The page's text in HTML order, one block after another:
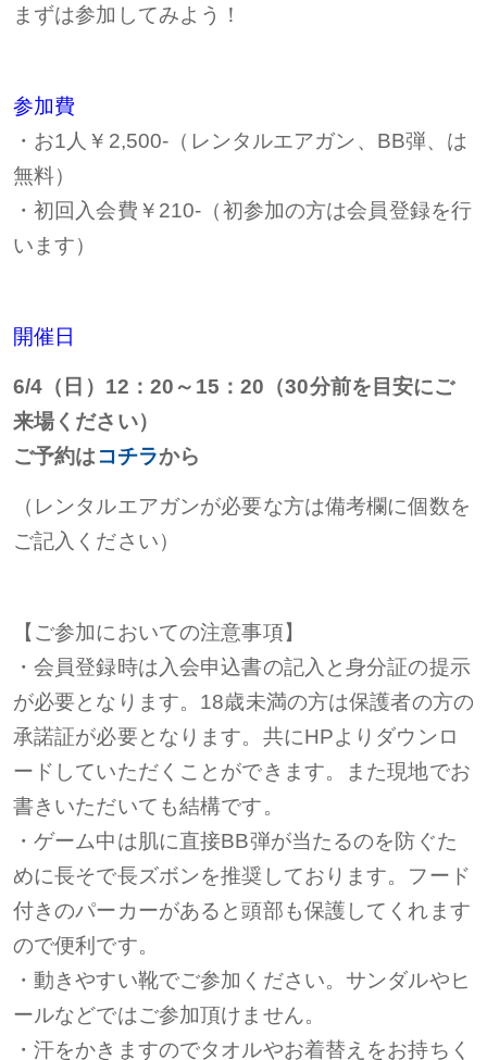
まずは参加してみよう！
参加費
・お1人￥2,500-（レンタルエアガン、BB弾、は
無料）
・初回入会費￥210-（初参加の方は会員登録を行
います）
開催日
6/4（日）12：20～15：20（30分前を目安にご
来場ください）
ご予約はコチラから
（レンタルエアガンが必要な方は備考欄に個数を
ご記入ください）
【ご参加においての注意事項】
・会員登録時は入会申込書の記入と身分証の提示
が必要となります。18歳未満の方は保護者の方の
承諾証が必要となります。共にHPよりダウンロ
ードしていただくことができます。また現地でお
書きいただいても結構です。
・ゲーム中は肌に直接BB弾が当たるのを防ぐた
めに長そで長ズボンを推奨しております。フード
付きのパーカーがあると頭部も保護してくれます
ので便利です。
・動きやすい靴でご参加ください。サンダルやヒ
ールなどではご参加頂けません。
・汗をかきますのでタオルやお着替えをお持ちく